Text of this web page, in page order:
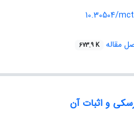
10.30504/
مقاله 673.9 K
و ‏اثبات آن